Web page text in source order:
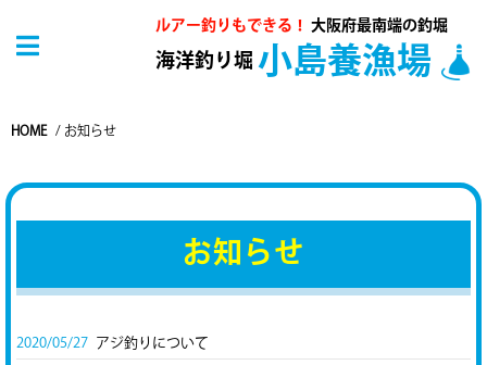
ルアー釣りもできる！ 大阪府最南端の釣堀
海洋釣り堀 小島養漁場
HOME / お知らせ
お知らせ
2020/05/27 アジ釣りについて